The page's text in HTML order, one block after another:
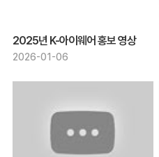
2025년 K-아이웨어 홍보 영상
2026-01-06